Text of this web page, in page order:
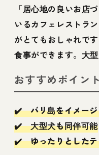
「居心地の良いお店
いるカフェレストラ
がとてもおしゃれで
食事ができます。大
おすすめポイント
✔️ バリ島をイメージ
✔️ 大型犬も同伴可能
✔️ ゆったりとしたテ